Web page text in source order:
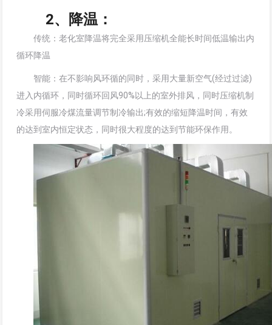
2、降温：
传统：老化室降温将完全采用压缩机全能长时间低温输出内
循环降温
智能：在不影响风环循的同时，采用大量新空气(经过过滤)
进入内循环，同时循环回风90%以上的室外排风，同时压缩机制
冷采用伺服冷煤流量调节制冷输出;有效的缩短降温时间，有效
的达到室内恒定状态，同时很大程度的达到节能环保作用。